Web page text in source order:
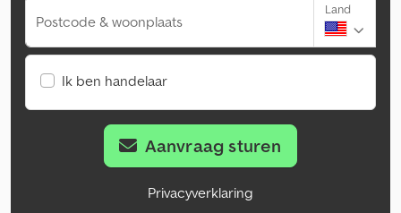
Postcode & woonplaats
Land
Ik ben handelaar
Aanvraag sturen
Privacyverklaring